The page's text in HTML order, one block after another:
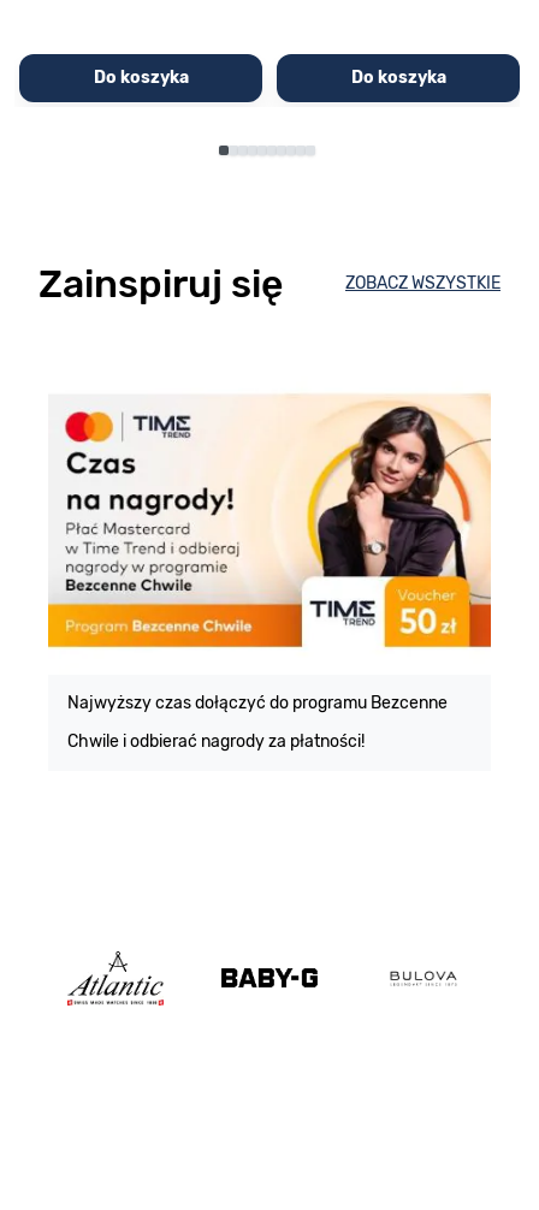
Do koszyka Do koszyka
Zainspiruj się ZOBACZ WSZYSTKIE
Najwyższy czas dołączyć do programu Bezcenne
Chwile i odbierać nagrody za płatności!